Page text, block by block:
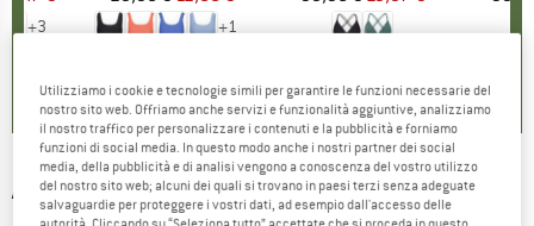
+3
+1
ARENA - Women's Proposal Swimsuit Two
Utilizziamo i cookie e tecnologie simili per garantire le funzioni necessarie del
nostro sito web. Offriamo anche servizi e funzionalità aggiuntive, analizziamo
il nostro traffico per personalizzare i contenuti e la pubblicità e forniamo
funzioni di social media. In questo modo anche i nostri partner dei social
media, della pubblicità e di analisi vengono a conoscenza del vostro utilizzo
del nostro sito web; alcuni dei quali si trovano in paesi terzi senza adeguate
salvaguardie per proteggere i vostri dati, ad esempio dall'accesso delle